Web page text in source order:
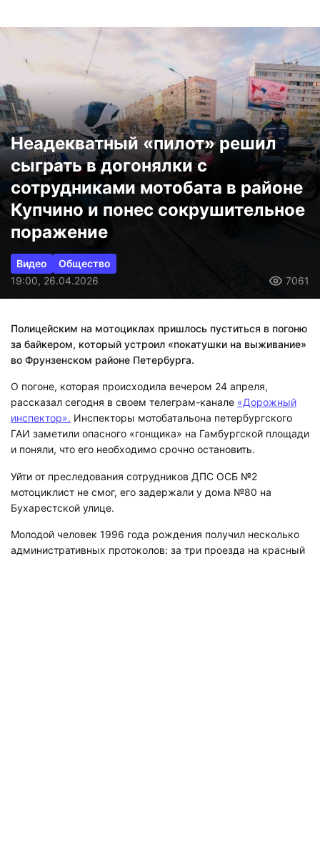
Неадекватный «пилот» решил
сыграть в догонялки с
сотрудниками мотобата в районе
Купчино и понес сокрушительное
поражение
Видео
Общество
19:00, 26.04.2026
7061
Полицейским на мотоциклах пришлось пуститься в погоню
за байкером, который устроил «покатушки на выживание»
во Фрунзенском районе Петербурга.
О погоне, которая происходила вечером 24 апреля,
рассказал сегодня в своем телеграм-канале «Дорожный
инспектор». Инспекторы мотобатальона петербургского
ГАИ заметили опасного «гонщика» на Гамбургской площади
и поняли, что его необходимо срочно остановить.
Уйти от преследования сотрудников ДПС ОСБ №2
мотоциклист не смог, его задержали у дома №80 на
Бухарестской улице.
Молодой человек 1996 года рождения получил несколько
административных протоколов: за три проезда на красный